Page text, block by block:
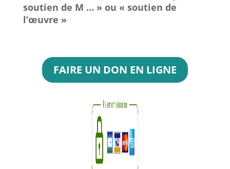
soutien de M … » ou « soutien de
l’œuvre »
FAIRE UN DON EN LIGNE